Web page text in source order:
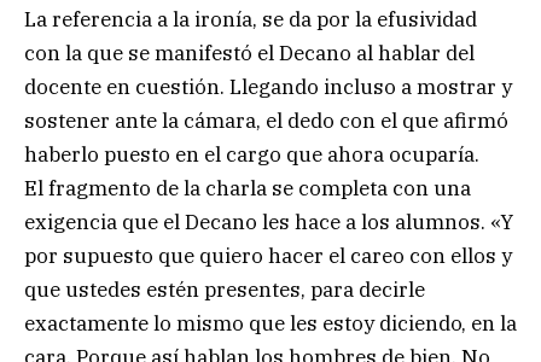
La referencia a la ironía, se da por la efusividad
con la que se manifestó el Decano al hablar del
docente en cuestión. Llegando incluso a mostrar y
sostener ante la cámara, el dedo con el que afirmó
haberlo puesto en el cargo que ahora ocuparía.
El fragmento de la charla se completa con una
exigencia que el Decano les hace a los alumnos. «Y
por supuesto que quiero hacer el careo con ellos y
que ustedes estén presentes, para decirle
exactamente lo mismo que les estoy diciendo, en la